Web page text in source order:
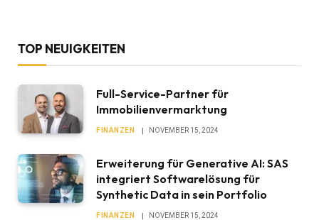
TOP NEUIGKEITEN
Full-Service-Partner für
Immobilienvermarktung
FINANZEN NOVEMBER 15, 2024
Erweiterung für Generative AI: SAS
integriert Softwarelösung für
Synthetic Data in sein Portfolio
FINANZEN NOVEMBER 15, 2024